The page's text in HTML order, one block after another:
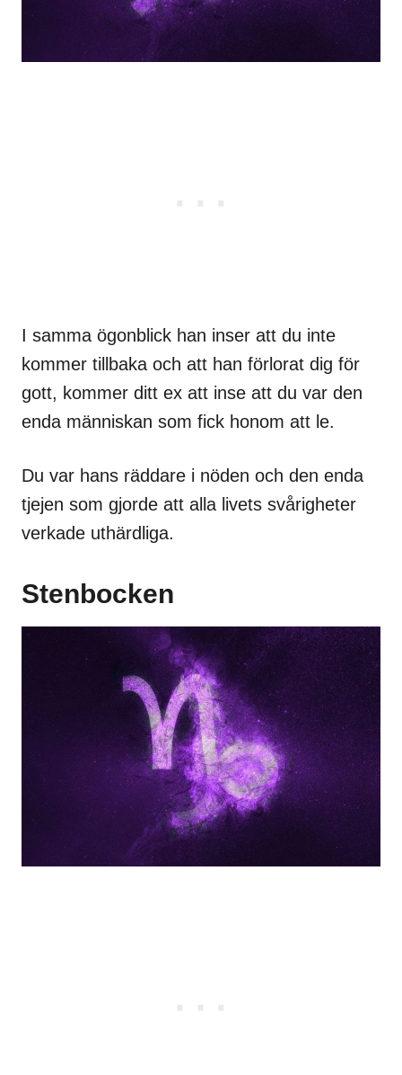
I samma ögonblick han inser att du inte
kommer tillbaka och att han förlorat dig för
gott, kommer ditt ex att inse att du var den
enda människan som fick honom att le.
Du var hans räddare i nöden och den enda
tjejen som gjorde att alla livets svårigheter
verkade uthärdliga.
Stenbocken